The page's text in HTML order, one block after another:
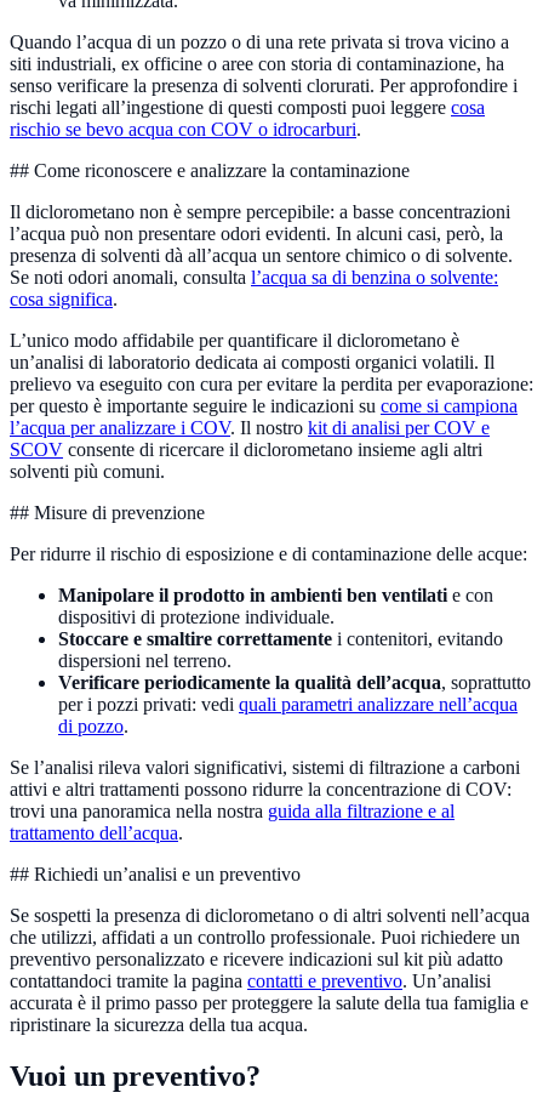
Quando l’acqua di un pozzo o di una rete privata si trova vicino a
siti industriali, ex officine o aree con storia di contaminazione, ha
senso verificare la presenza di solventi clorurati. Per approfondire i
rischi legati all’ingestione di questi composti puoi leggere cosa
rischio se bevo acqua con COV o idrocarburi.
## Come riconoscere e analizzare la contaminazione
Il diclorometano non è sempre percepibile: a basse concentrazioni
l’acqua può non presentare odori evidenti. In alcuni casi, però, la
presenza di solventi dà all’acqua un sentore chimico o di solvente.
Se noti odori anomali, consulta l’acqua sa di benzina o solvente:
cosa significa.
L’unico modo affidabile per quantificare il diclorometano è
un’analisi di laboratorio dedicata ai composti organici volatili. Il
prelievo va eseguito con cura per evitare la perdita per evaporazione:
per questo è importante seguire le indicazioni su come si campiona
l’acqua per analizzare i COV. Il nostro kit di analisi per COV e
SCOV consente di ricercare il diclorometano insieme agli altri
solventi più comuni.
## Misure di prevenzione
Per ridurre il rischio di esposizione e di contaminazione delle acque:
Manipolare il prodotto in ambienti ben ventilati e con
dispositivi di protezione individuale.
Stoccare e smaltire correttamente i contenitori, evitando
dispersioni nel terreno.
Verificare periodicamente la qualità dell’acqua, soprattutto
per i pozzi privati: vedi quali parametri analizzare nell’acqua
di pozzo.
Se l’analisi rileva valori significativi, sistemi di filtrazione a carboni
attivi e altri trattamenti possono ridurre la concentrazione di COV:
trovi una panoramica nella nostra guida alla filtrazione e al
trattamento dell’acqua.
## Richiedi un’analisi e un preventivo
Se sospetti la presenza di diclorometano o di altri solventi nell’acqua
che utilizzi, affidati a un controllo professionale. Puoi richiedere un
preventivo personalizzato e ricevere indicazioni sul kit più adatto
contattandoci tramite la pagina contatti e preventivo. Un’analisi
accurata è il primo passo per proteggere la salute della tua famiglia e
ripristinare la sicurezza della tua acqua.
Vuoi un preventivo?